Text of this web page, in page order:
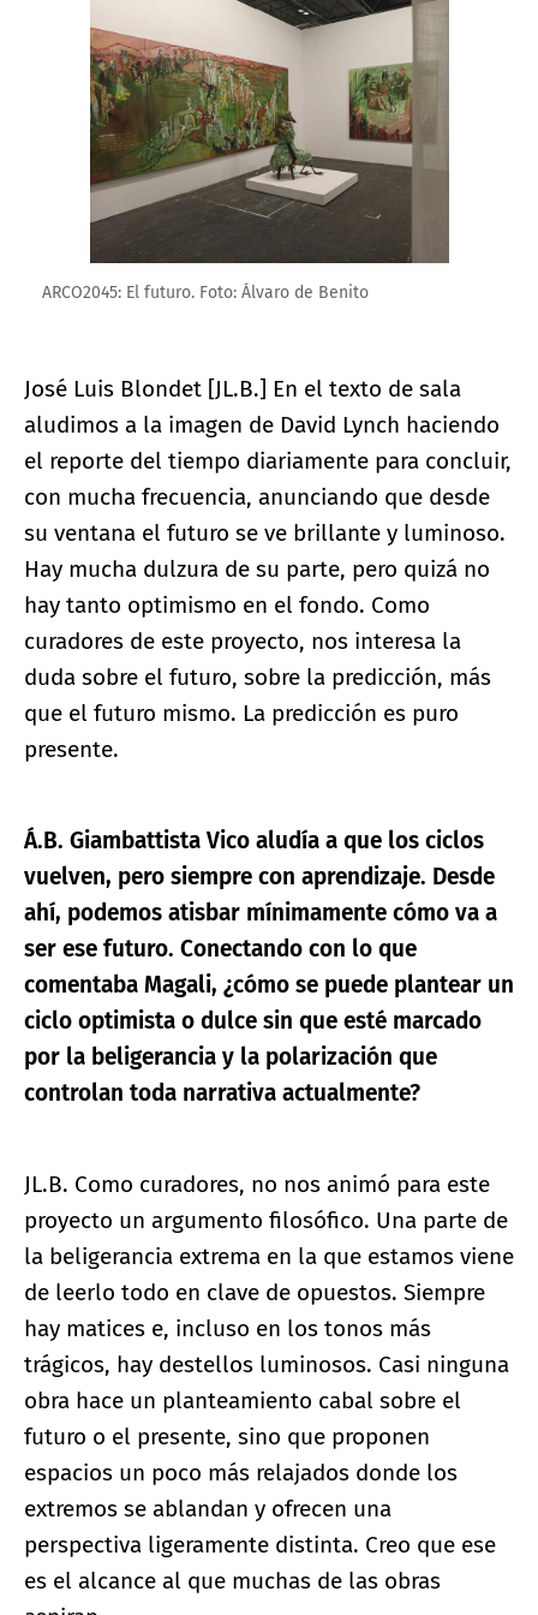
Ampliar imagen
ARCO2045: El futuro. Foto: Álvaro de Benito
José Luis Blondet [JL.B.] En el texto de sala
aludimos a la imagen de David Lynch haciendo
el reporte del tiempo diariamente para concluir,
con mucha frecuencia, anunciando que desde
su ventana el futuro se ve brillante y luminoso.
Hay mucha dulzura de su parte, pero quizá no
hay tanto optimismo en el fondo. Como
curadores de este proyecto, nos interesa la
duda sobre el futuro, sobre la predicción, más
que el futuro mismo. La predicción es puro
presente.
Á.B. Giambattista Vico aludía a que los ciclos
vuelven, pero siempre con aprendizaje. Desde
ahí, podemos atisbar mínimamente cómo va a
ser ese futuro. Conectando con lo que
comentaba Magali, ¿cómo se puede plantear un
ciclo optimista o dulce sin que esté marcado
por la beligerancia y la polarización que
controlan toda narrativa actualmente?
JL.B. Como curadores, no nos animó para este
proyecto un argumento filosófico. Una parte de
la beligerancia extrema en la que estamos viene
de leerlo todo en clave de opuestos. Siempre
hay matices e, incluso en los tonos más
trágicos, hay destellos luminosos. Casi ninguna
obra hace un planteamiento cabal sobre el
futuro o el presente, sino que proponen
espacios un poco más relajados donde los
extremos se ablandan y ofrecen una
perspectiva ligeramente distinta. Creo que ese
es el alcance al que muchas de las obras